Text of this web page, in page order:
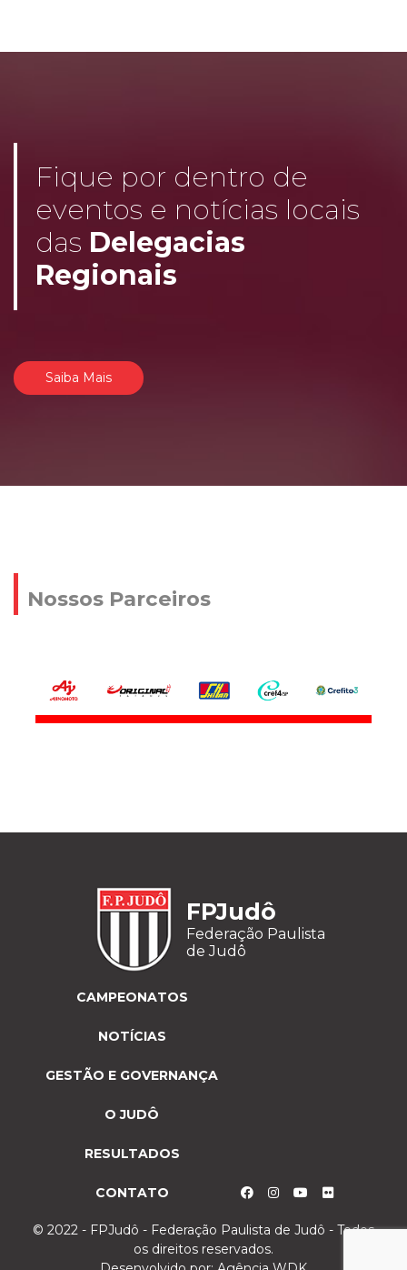
Fique por dentro de
eventos e notícias locais
das Delegacias
Regionais
Saiba Mais
Nossos Parceiros
FPJudô
Federação Paulista
de Judô
CAMPEONATOS
NOTÍCIAS
GESTÃO E GOVERNANÇA
O JUDÔ
RESULTADOS
CONTATO
© 2022 - FPJudô - Federação Paulista de Judô - Todos
os direitos reservados.